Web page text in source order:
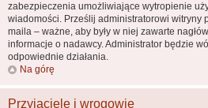
zabezpieczenia umożliwiające wytropienie
wiadomości. Prześlij administratorowi witryny
maila – ważne, aby były w niej zawarte
informacje o nadawcy. Administrator będzie
odpowiednie działania.
Na górę
Przyjaciele i wrogowie